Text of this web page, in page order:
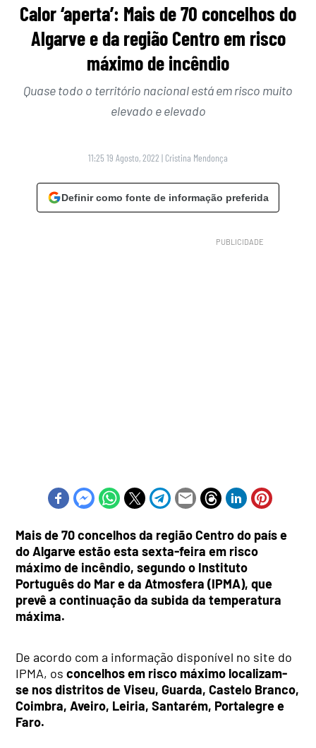
Calor ‘aperta’: Mais de 70 concelhos do
Algarve e da região Centro em risco
máximo de incêndio
Quase todo o território nacional está em risco muito
elevado e elevado
11:25 19 Agosto, 2022 | Cristina Mendonça
Definir como fonte de informação preferida
Mais de 70 concelhos da região Centro do país e
do Algarve estão esta sexta-feira em risco
máximo de incêndio, segundo o Instituto
Português do Mar e da Atmosfera (IPMA), que
prevê a continuação da subida da temperatura
máxima.
De acordo com a informação disponível no site do
IPMA, osconcelhos em risco máximo localizam-
se nos distritos de Viseu, Guarda, Castelo Branco,
Coimbra, Aveiro, Leiria, Santarém, Portalegre e
Faro.